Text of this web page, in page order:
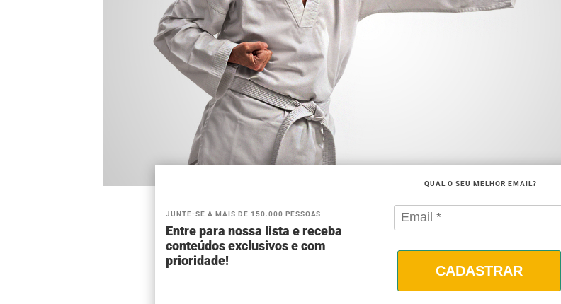
JUNTE-SE A MAIS DE 150.000 PESSOAS
Entre para nossa lista e receba
conteúdos exclusivos e com
prioridade!
QUAL O SEU MELHOR EMAIL?
CADASTRAR